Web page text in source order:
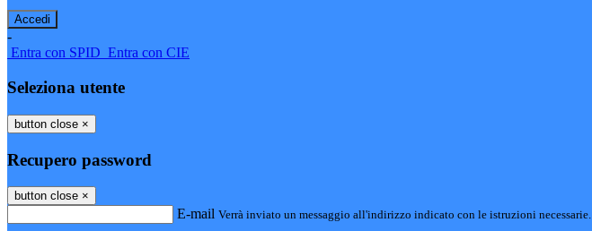
-
Entra con SPID Entra con CIE
Seleziona utente
button close ×
Recupero password
button close ×
E-mail Verrà inviato un messaggio all'indirizzo indicato con le istruzioni necessarie.